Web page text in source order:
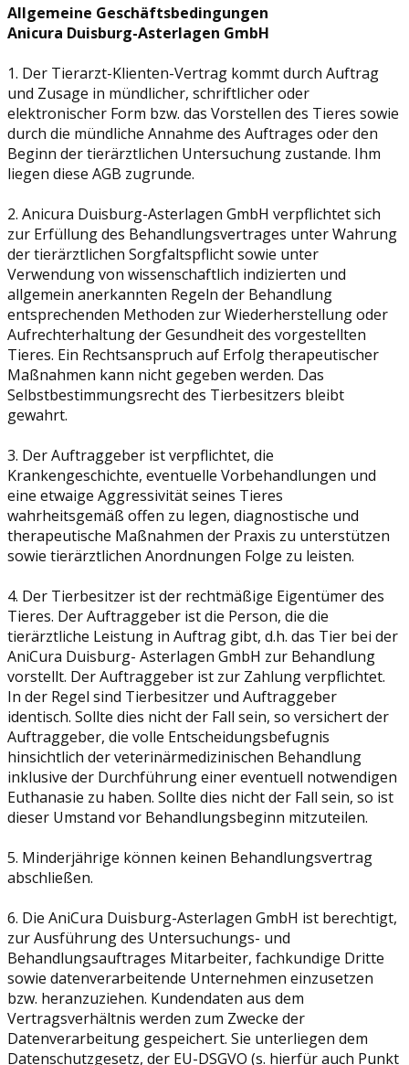
Allgemeine Geschäftsbedingungen
Anicura Duisburg-Asterlagen GmbH
1. Der Tierarzt-Klienten-Vertrag kommt durch Auftrag
und Zusage in mündlicher, schriftlicher oder
elektronischer Form bzw. das Vorstellen des Tieres sowie
durch die mündliche Annahme des Auftrages oder den
Beginn der tierärztlichen Untersuchung zustande. Ihm
liegen diese AGB zugrunde.
2. Anicura Duisburg-Asterlagen GmbH verpflichtet sich
zur Erfüllung des Behandlungsvertrages unter Wahrung
der tierärztlichen Sorgfaltspflicht sowie unter
Verwendung von wissenschaftlich indizierten und
allgemein anerkannten Regeln der Behandlung
entsprechenden Methoden zur Wiederherstellung oder
Aufrechterhaltung der Gesundheit des vorgestellten
Tieres. Ein Rechtsanspruch auf Erfolg therapeutischer
Maßnahmen kann nicht gegeben werden. Das
Selbstbestimmungsrecht des Tierbesitzers bleibt
gewahrt.
3. Der Auftraggeber ist verpflichtet, die
Krankengeschichte, eventuelle Vorbehandlungen und
eine etwaige Aggressivität seines Tieres
wahrheitsgemäß offen zu legen, diagnostische und
therapeutische Maßnahmen der Praxis zu unterstützen
sowie tierärztlichen Anordnungen Folge zu leisten.
4. Der Tierbesitzer ist der rechtmäßige Eigentümer des
Tieres. Der Auftraggeber ist die Person, die die
tierärztliche Leistung in Auftrag gibt, d.h. das Tier bei der
AniCura Duisburg- Asterlagen GmbH zur Behandlung
vorstellt. Der Auftraggeber ist zur Zahlung verpflichtet.
In der Regel sind Tierbesitzer und Auftraggeber
identisch. Sollte dies nicht der Fall sein, so versichert der
Auftraggeber, die volle Entscheidungsbefugnis
hinsichtlich der veterinärmedizinischen Behandlung
inklusive der Durchführung einer eventuell notwendigen
Euthanasie zu haben. Sollte dies nicht der Fall sein, so ist
dieser Umstand vor Behandlungsbeginn mitzuteilen.
5. Minderjährige können keinen Behandlungsvertrag
abschließen.
6. Die AniCura Duisburg-Asterlagen GmbH ist berechtigt,
zur Ausführung des Untersuchungs- und
Behandlungsauftrages Mitarbeiter, fachkundige Dritte
sowie datenverarbeitende Unternehmen einzusetzen
bzw. heranzuziehen. Kundendaten aus dem
Vertragsverhältnis werden zum Zwecke der
Datenverarbeitung gespeichert. Sie unterliegen dem
Datenschutzgesetz, der EU-DSGVO (s. hierfür auch Punkt